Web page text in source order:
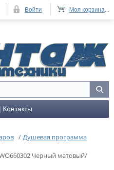
/ Душевая программа
Черный матовый/
Моя корзина...
Войти